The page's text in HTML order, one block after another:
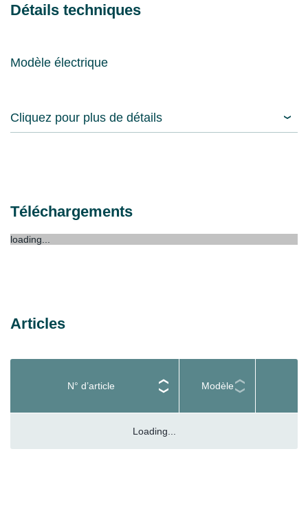
Détails techniques
Modèle électrique
Cliquez pour plus de détails
Téléchargements
loading...
Articles
N° d’article Modèle
Loading...